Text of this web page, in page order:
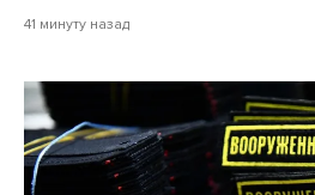
41 минуту назад